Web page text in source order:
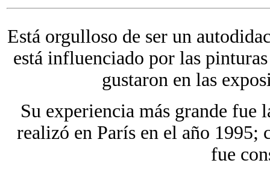
Está orgulloso de ser un
está influenciado por las
gustaron en las
Su experiencia más grande fue
realizó en París en el año 1995;
fue